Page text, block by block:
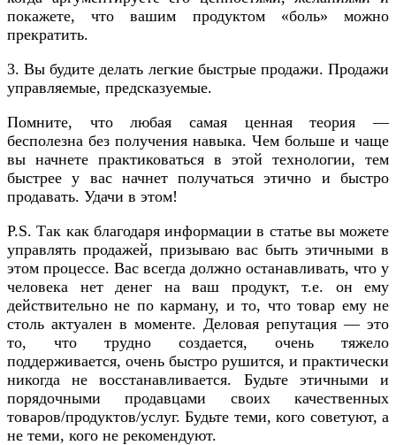
покажете, что вашим продуктом «боль» можно
прекратить.
3. Вы будите делать легкие быстрые продажи. Продажи
управляемые, предсказуемые.
Помните, что любая самая ценная теория —
бесполезна без получения навыка. Чем больше и чаще
вы начнете практиковаться в этой технологии, тем
быстрее у вас начнет получаться этично и быстро
продавать. Удачи в этом!
P.S. Так как благодаря информации в статье вы можете
управлять продажей, призываю вас быть этичными в
этом процессе. Вас всегда должно останавливать, что у
человека нет денег на ваш продукт, т.е. он ему
действительно не по карману, и то, что товар ему не
столь актуален в моменте. Деловая репутация — это
то, что трудно создается, очень тяжело
поддерживается, очень быстро рушится, и практически
никогда не восстанавливается. Будьте этичными и
порядочными продавцами своих качественных
товаров/продуктов/услуг. Будьте теми, кого советуют, а
не теми, кого не рекомендуют.